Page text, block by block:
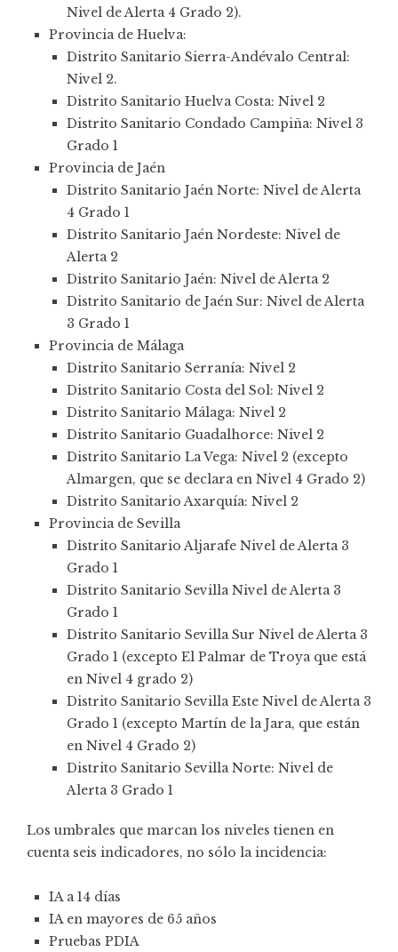
Nivel de Alerta 4 Grado 2).
Provincia de Huelva:
Distrito Sanitario Sierra-Andévalo Central:
Nivel 2.
Distrito Sanitario Huelva Costa: Nivel 2
Distrito Sanitario Condado Campiña: Nivel 3
Grado 1
Provincia de Jaén
Distrito Sanitario Jaén Norte: Nivel de Alerta
4 Grado 1
Distrito Sanitario Jaén Nordeste: Nivel de
Alerta 2
Distrito Sanitario Jaén: Nivel de Alerta 2
Distrito Sanitario de Jaén Sur: Nivel de Alerta
3 Grado 1
Provincia de Málaga
Distrito Sanitario Serranía: Nivel 2
Distrito Sanitario Costa del Sol: Nivel 2
Distrito Sanitario Málaga: Nivel 2
Distrito Sanitario Guadalhorce: Nivel 2
Distrito Sanitario La Vega: Nivel 2 (excepto
Almargen, que se declara en Nivel 4 Grado 2)
Distrito Sanitario Axarquía: Nivel 2
Provincia de Sevilla
Distrito Sanitario Aljarafe Nivel de Alerta 3
Grado 1
Distrito Sanitario Sevilla Nivel de Alerta 3
Grado 1
Distrito Sanitario Sevilla Sur Nivel de Alerta 3
Grado 1 (excepto El Palmar de Troya que está
en Nivel 4 grado 2)
Distrito Sanitario Sevilla Este Nivel de Alerta 3
Grado 1 (excepto Martín de la Jara, que están
en Nivel 4 Grado 2)
Distrito Sanitario Sevilla Norte: Nivel de
Alerta 3 Grado 1
Los umbrales que marcan los niveles tienen en
cuenta seis indicadores, no sólo la incidencia:
IA a 14 días
IA en mayores de 65 años
Pruebas PDIA